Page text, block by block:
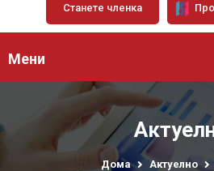
Станете членка
Мени
Дома Актуелно